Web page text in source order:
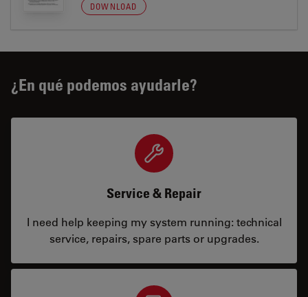
DOWNLOAD
¿En qué podemos ayudarle?
Service & Repair
I need help keeping my system running: technical
service, repairs, spare parts or upgrades.